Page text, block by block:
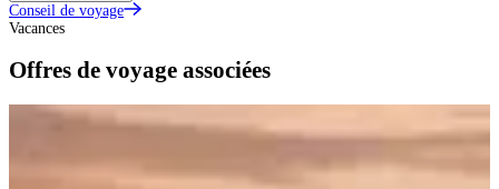
Conseil de voyage
Vacances
Offres de voyage associées